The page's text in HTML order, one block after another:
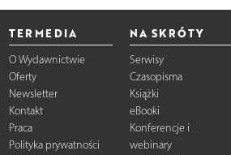
TERMEDIA
O Wydawnictwie
Oferty
Newsletter
Kontakt
Praca
Polityka prywatności
NA SKRÓTY
Serwisy
Czasopisma
Książki
eBooki
Konferencje i
webinary